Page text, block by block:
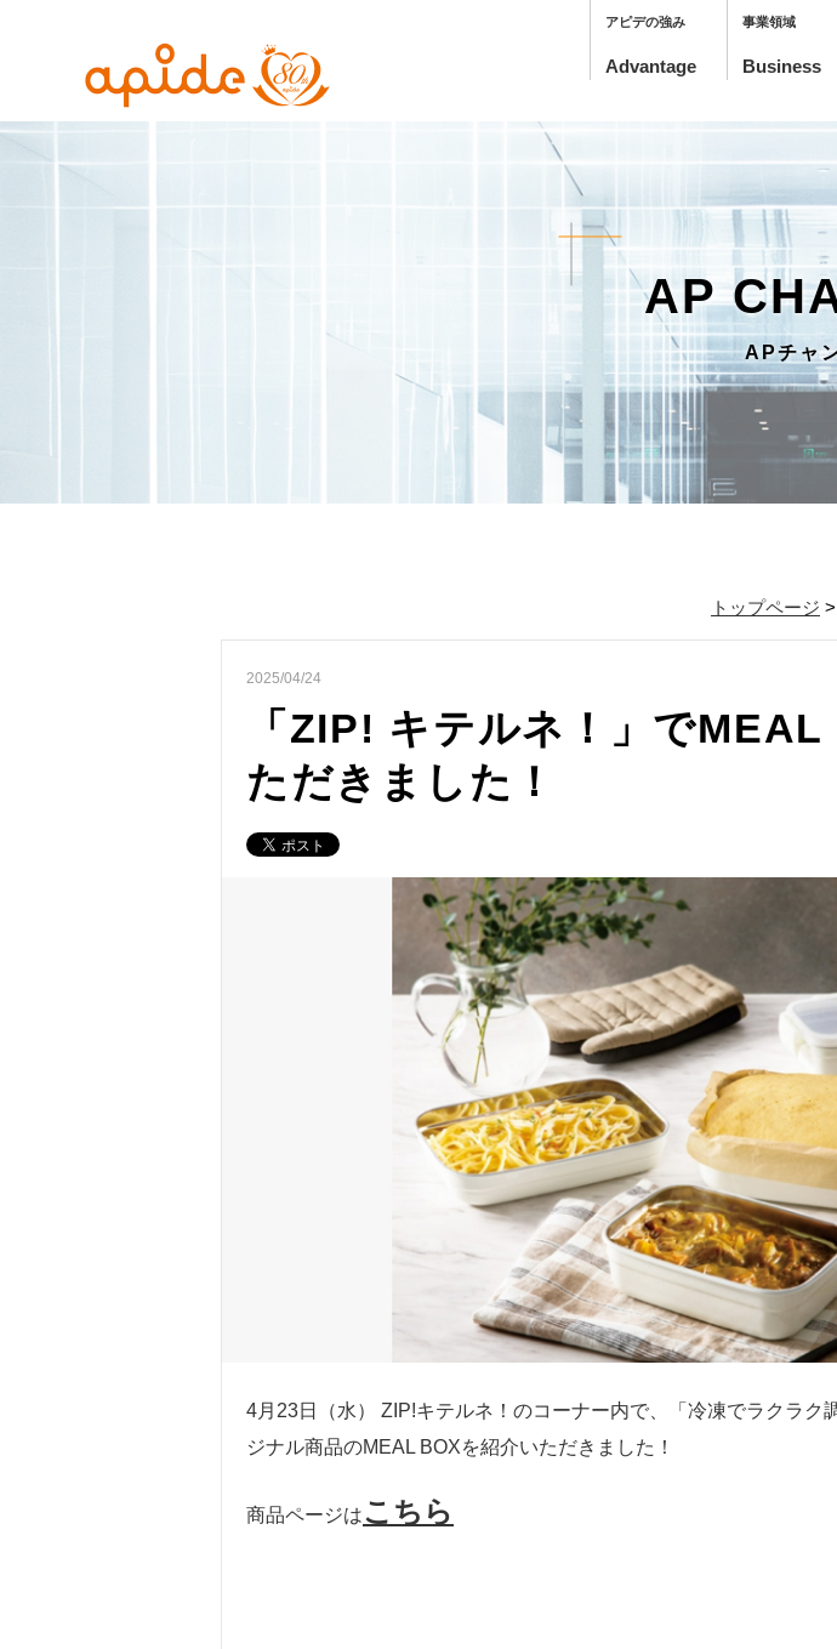
アピデの強み 事業領域
AP
APチャ
トップページ >
2025/04/24
「ZIP! キテルネ！」で
ただきました！
4月23日（水） ZIP!キテルネ！のコーナー内で、「冷凍でラクラク
ジナル商品のMEAL BOXを紹介いただきました！
商品ページはこちら